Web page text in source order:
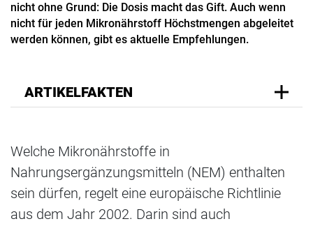
nicht ohne Grund: Die Dosis macht das Gift. Auch wenn
nicht für jeden Mikronährstoff Höchstmengen abgeleitet
werden können, gibt es aktuelle Empfehlungen.
ARTIKELFAKTEN
Welche Mikronährstoffe in
Nahrungsergänzungsmitteln (NEM) enthalten
sein dürfen, regelt eine europäische Richtlinie
aus dem Jahr 2002. Darin sind auch